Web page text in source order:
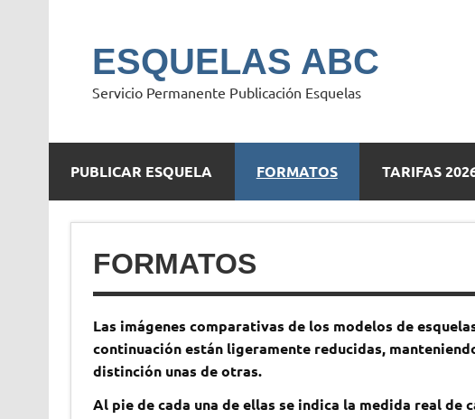
ESQUELAS ABC
Servicio Permanente Publicación Esquelas
PUBLICAR ESQUELA FORMATOS TARIFAS
FORMATOS
Las imágenes comparativas de los modelos de
continuación están ligeramente reducidas,
distinción unas de otras.
Al pie de cada una de ellas se indica la medida real de